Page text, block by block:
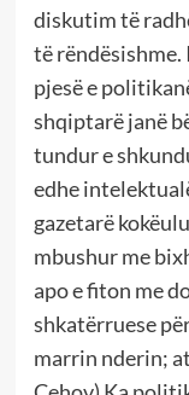
diskutim të
të rëndësishme.
pjesë e
shqiptarë janë
tundur e
edhe
gazetarë
mbushur me
apo e fiton me
shkatërruese
marrin nderin;